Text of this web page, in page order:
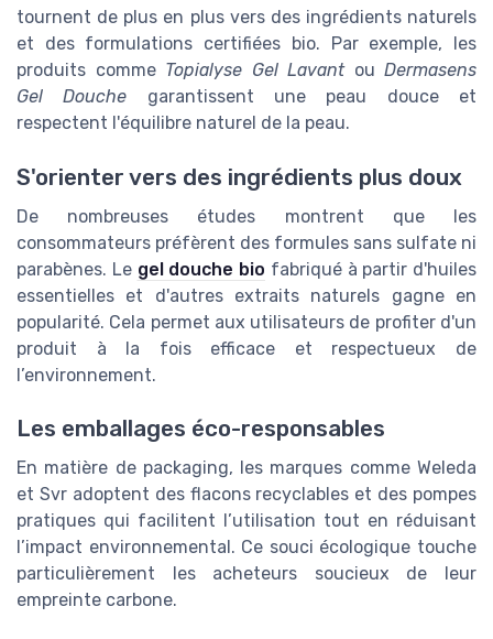
tournent de plus en plus vers des ingrédients naturels
et des formulations certifiées bio. Par exemple, les
produits comme Topialyse Gel Lavantou Dermasens
Gel Douche garantissent une peau douce et
respectent l'équilibre naturel de la peau.
S'orienter vers des ingrédients plus doux
De nombreuses études montrent que les
consommateurs préfèrent des formules sans sulfate ni
parabènes. Le gel douche bio fabriqué à partir d'huiles
essentielles et d'autres extraits naturels gagne en
popularité. Cela permet aux utilisateurs de profiter d'un
produit à la fois efficace et respectueux de
l’environnement.
Les emballages éco-responsables
En matière de packaging, les marques comme Weleda
et Svr adoptent des flacons recyclables et des pompes
pratiques qui facilitent l’utilisation tout en réduisant
l’impact environnemental. Ce souci écologique touche
particulièrement les acheteurs soucieux de leur
empreinte carbone.